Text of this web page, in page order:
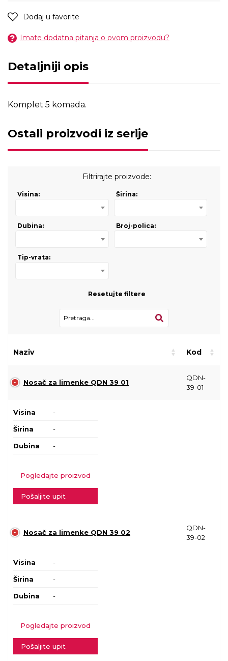
Dodaj u favorite
Imate dodatna pitanja o ovom proizvodu?
Detaljniji opis
Komplet 5 komada.
Ostali proizvodi iz serije
Filtrirajte proizvode:
Visina: Širina:
Dubina: Broj-polica:
Tip-vrata:
Resetujte filtere
Naziv Kod
Nosač za limenke QDN 39 01
QDN-
39-01
Visina -
Širina -
Dubina -
Pogledajte proizvod
Pošaljite upit
Nosač za limenke QDN 39 02
QDN-
39-02
Visina -
Širina -
Dubina -
Pogledajte proizvod
Pošaljite upit